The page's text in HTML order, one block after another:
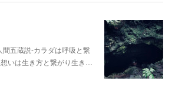
五蔵説-カラダは呼吸と繋
いは生き方と繋がり生き…